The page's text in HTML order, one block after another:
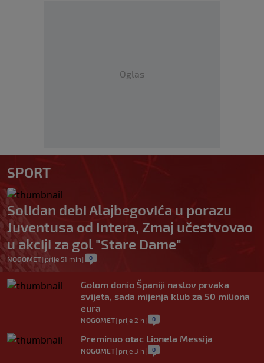
Oglas
SPORT
Solidan debi Alajbegovića u porazu
Juventusa od Intera, Zmaj učestvovao
u akciji za gol "Stare Dame"
NOGOMET| prije 51 min | 0
Golom donio Španiji naslov prvaka
svijeta, sada mijenja klub za 50 miliona
eura
NOGOMET| prije 2 h | 0
Preminuo otac Lionela Messija
NOGOMET| prije 3 h | 0